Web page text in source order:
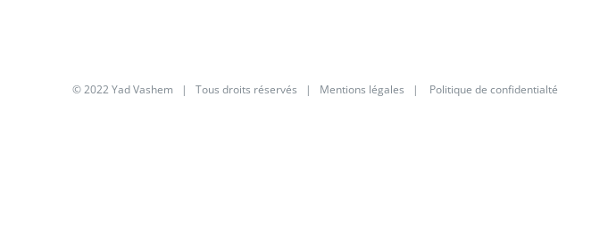
© 2022 Yad Vashem | Tous droits réservés | Mentions légales | Politique de confidentialté